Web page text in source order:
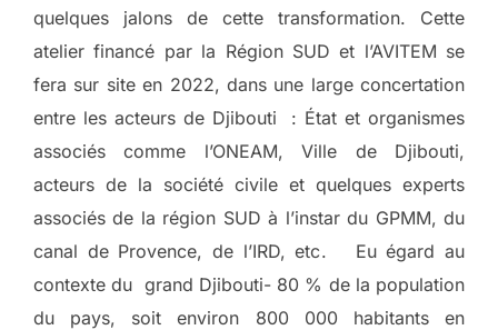
quelques jalons de cette transformation. Cette
atelier financé par la Région SUD et l’AVITEM se
fera sur site en 2022, dans une large concertation
entre les acteurs de Djibouti : État et organismes
associés comme l’ONEAM, Ville de Djibouti,
acteurs de la société civile et quelques experts
associés de la région SUD à l’instar du GPMM, du
canal de Provence, de l’IRD, etc. Eu égard au
contexte du grand Djibouti- 80 % de la population
du pays, soit environ 800 000 habitants en